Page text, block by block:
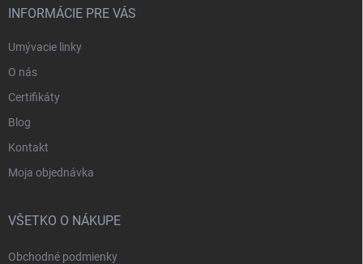
INFORMÁCIE PRE VÁS
Umývacie linky
O nás
Certifikáty
Blog
Kontakt
Moja objednávka
VŠETKO O NÁKUPE
Obchodné podmienky